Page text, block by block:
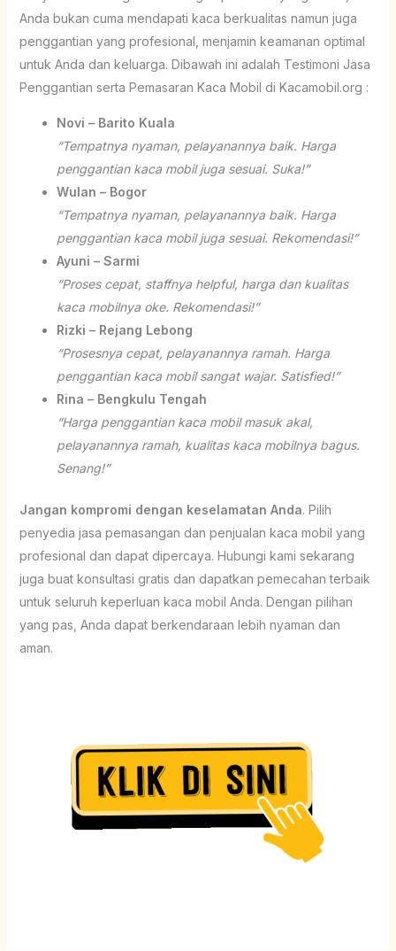
Anda bukan cuma mendapati kaca berkualitas namun juga
penggantian yang profesional, menjamin keamanan optimal
untuk Anda dan keluarga. Dibawah ini adalah Testimoni Jasa
Penggantian serta Pemasaran Kaca Mobil di Kacamobil.org :
Novi – Barito Kuala
“Tempatnya nyaman, pelayanannya baik. Harga
penggantian kaca mobil juga sesuai. Suka!”
Wulan – Bogor
“Tempatnya nyaman, pelayanannya baik. Harga
penggantian kaca mobil juga sesuai. Rekomendasi!”
Ayuni – Sarmi
“Proses cepat, staffnya helpful, harga dan kualitas
kaca mobilnya oke. Rekomendasi!”
Rizki – Rejang Lebong
“Prosesnya cepat, pelayanannya ramah. Harga
penggantian kaca mobil sangat wajar. Satisfied!”
Rina – Bengkulu Tengah
“Harga penggantian kaca mobil masuk akal,
pelayanannya ramah, kualitas kaca mobilnya bagus.
Senang!”
Jangan kompromi dengan keselamatan Anda. Pilih
penyedia jasa pemasangan dan penjualan kaca mobil yang
profesional dan dapat dipercaya. Hubungi kami sekarang
juga buat konsultasi gratis dan dapatkan pemecahan terbaik
untuk seluruh keperluan kaca mobil Anda. Dengan pilihan
yang pas, Anda dapat berkendaraan lebih nyaman dan
aman.